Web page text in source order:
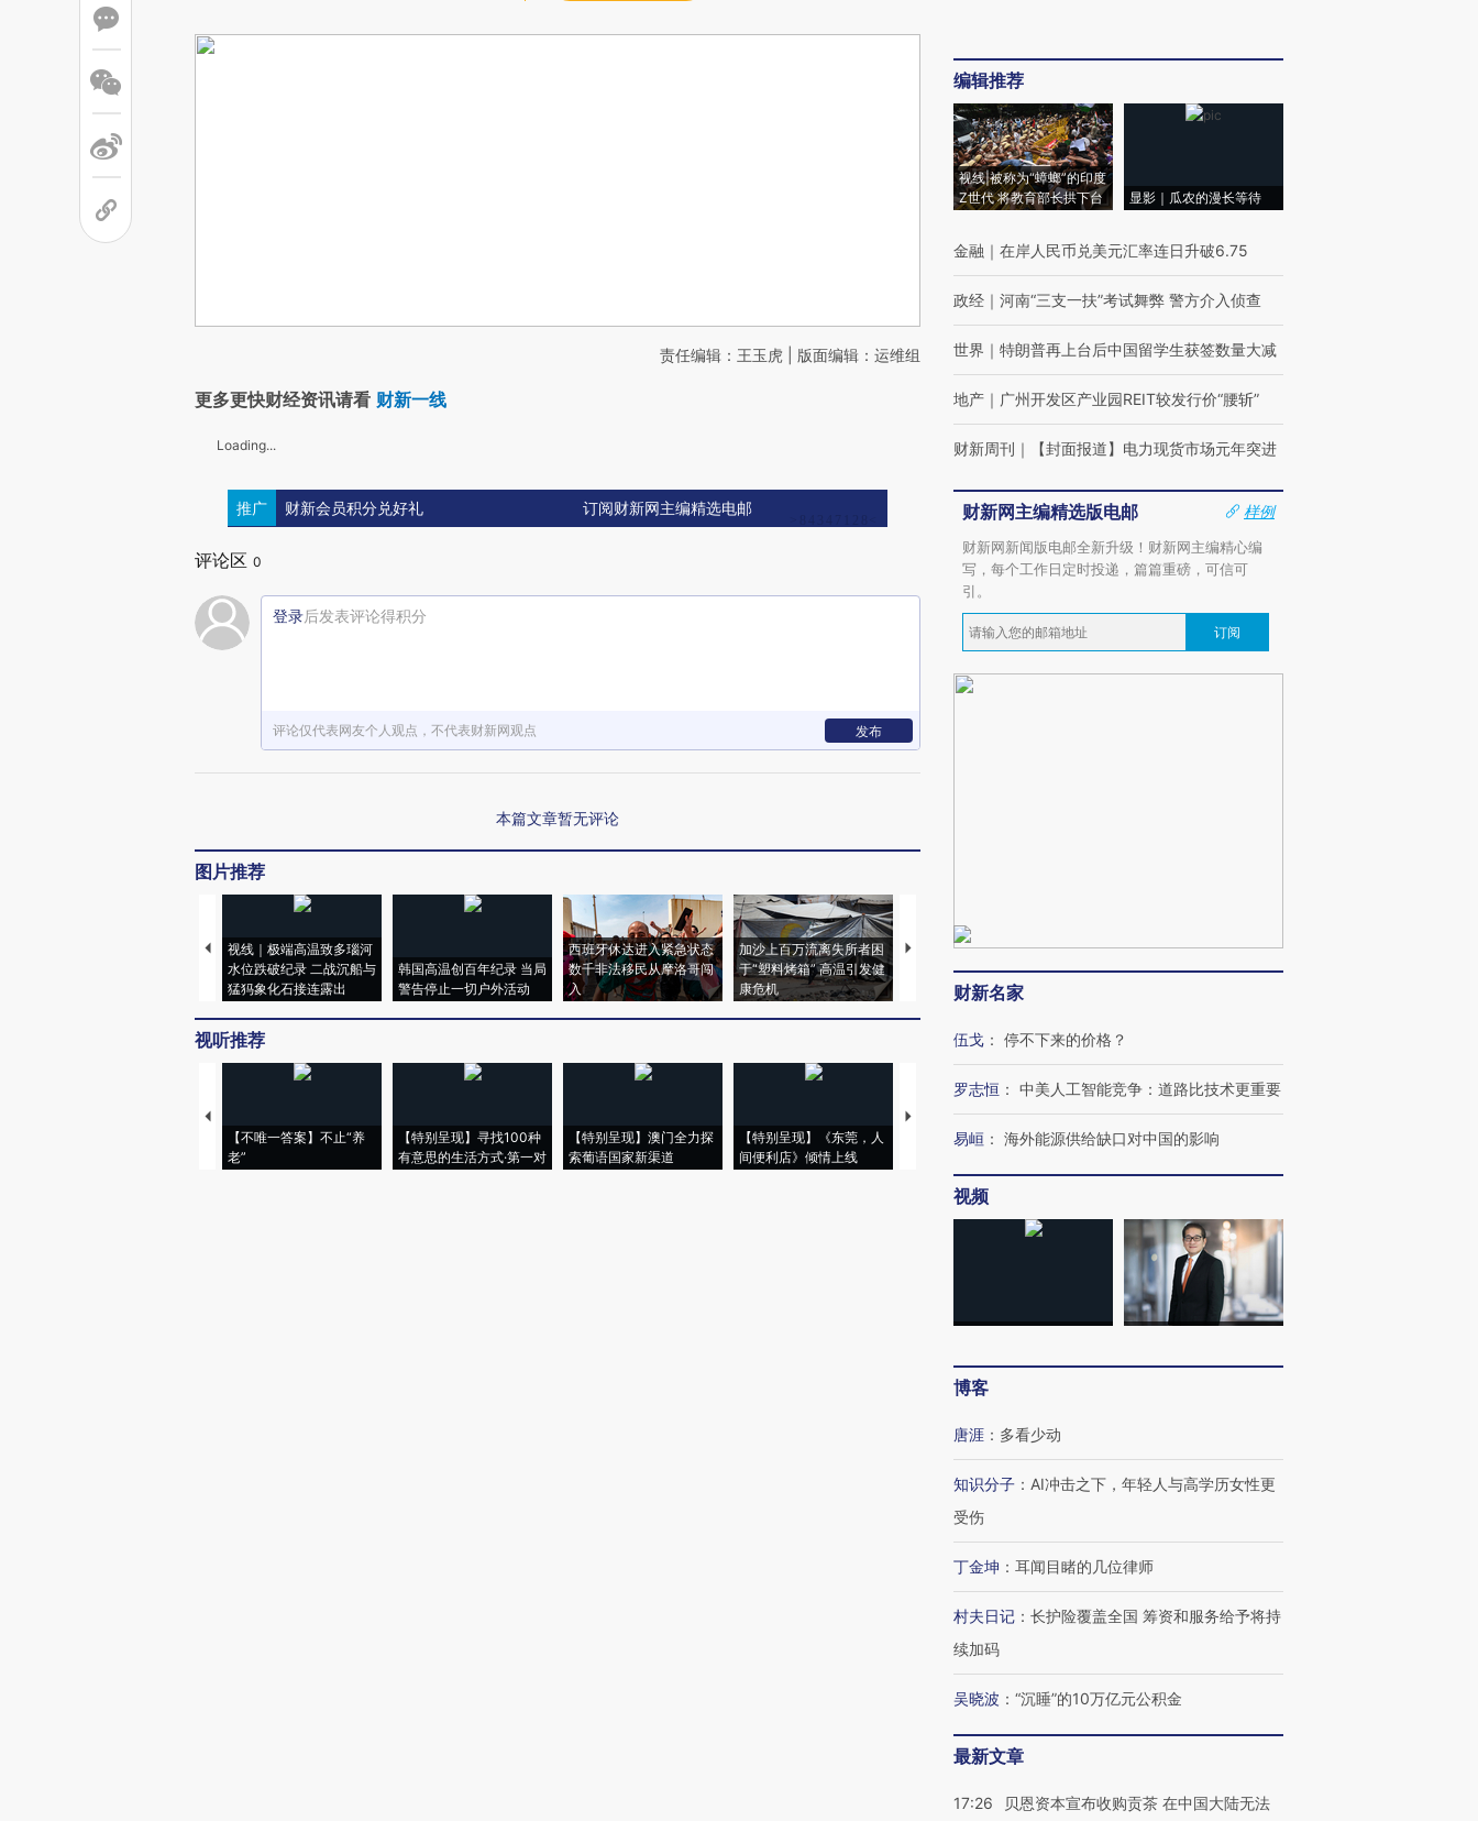
责任编辑：王玉虎 | 版面编辑：运维组
更多更快财经资讯请看 财新一线
Loading...
推广 财新会员积分兑好礼 订阅财新网主编精选电邮
评论区 0
登录后发表评论得积分
评论仅代表网友个人观点，不代表财新网观点 发布
本篇文章暂无评论
图片推荐
视线｜极端高温致多瑙河
水位跌破纪录 二战沉船与
猛犸象化石接连露出
韩国高温创百年纪录 当局
警告停止一切户外活动
西班牙休达进入紧急状态
数千非法移民从摩洛哥闯
入
加沙上百万流离失所者困
于“塑料烤箱” 高温引发健
康危机
视线｜HYROX的吸金
术：是什么让中产们甘
心“花钱找虐”？
马航飞行员跨国走私7万
粒摇头丸 尿检体内含3种
视线｜被称为“蟑螂”的印
度Z世代 用街头抗争将教
视听推荐
【不唯一答案】不止“养
老”
【特别呈现】寻找100种
有意思的生活方式·第一对
【特别呈现】澳门全力探
索葡语国家新渠道
【特别呈现】《东莞，人
间便利店》倾情上线
【推广】走进第四届链博
会，让数智科技“链”接产
【特别呈现】寻找100种
【商旅对话】华住集团
编辑推荐
视线|被称为“蟑螂”的印度
Z世代 将教育部长拱下台
显影｜瓜农的漫长等待
金融 ｜ 在岸人民币兑美元汇率连日升破6.75
政经 ｜ 河南“三支一扶”考试舞弊 警方介入侦查
世界 ｜ 特朗普再上台后中国留学生获签数量大减
地产 ｜ 广州开发区产业园REIT较发行价“腰斩”
财新周刊 ｜ 【封面报道】电力现货市场元年突进
财新网主编精选版电邮
样例
财新网新闻版电邮全新升级！财新网主编精心编
写，每个工作日定时投递，篇篇重磅，可信可
引。
订阅
财新名家
伍戈 ： 停不下来的价格？
罗志恒 ： 中美人工智能竞争：道路比技术更重要
易峘 ： 海外能源供给缺口对中国的影响
视频
博客
唐涯 ： 多看少动
知识分子 ： AI冲击之下，年轻人与高学历女性更
受伤
丁金坤 ： 耳闻目睹的几位律师
村夫日记 ： 长护险覆盖全国 筹资和服务给予将持
续加码
吴晓波 ： “沉睡”的10万亿元公积金
最新文章
17:26
贝恩资本宣布收购贡茶 在中国大陆无法